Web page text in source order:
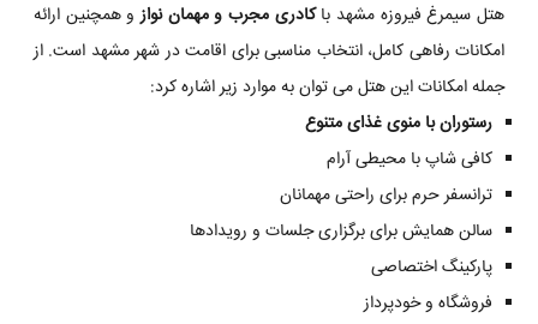
هتل سیمرغ فیروزه مشهد باکادری مجرب و مهمان نوازو همچنین ارائه
امکانات رفاهی کامل، انتخاب مناسبی برای اقامت در شهر مشهد است. از
جمله امکانات این هتل می توان به موارد زیر اشاره کرد:
رستوران با منوی غذای متنوع
کافی شاپ با محیطی آرام
ترانسفر حرم برای راحتی مهمانان
سالن همایش برای برگزاری جلسات و رویدادها
پارکینگ اختصاصی
فروشگاه و خودپرداز